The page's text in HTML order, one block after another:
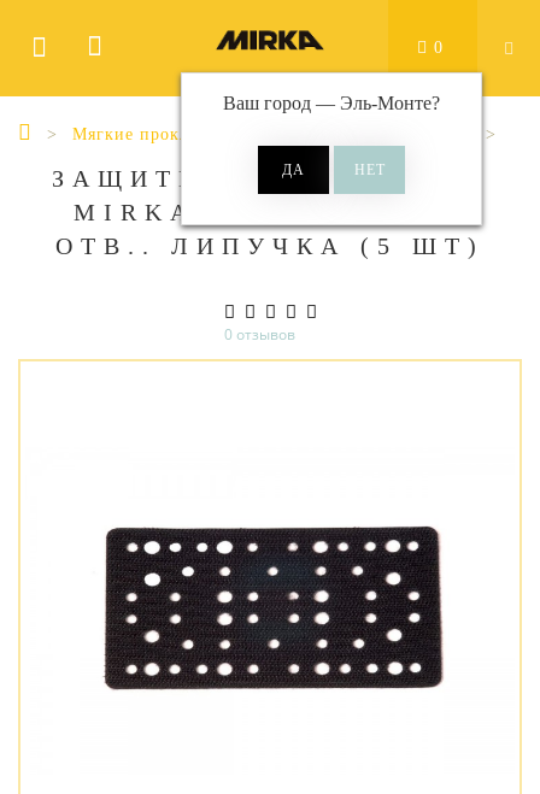
Ваш город — Эль-Монте?
0
Мягкие прокладки (подложки)
ЗАЩИТНАЯ ПРОКЛАДКА
MIRKA 81Х133 ММ 54
ОТВ.. ЛИПУЧКА (5 ШТ)
0 отзывов